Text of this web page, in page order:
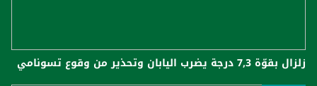
زلزال بقوّة 7,3 درجة يضرب اليابان وتحذير من وقوع تسونامي